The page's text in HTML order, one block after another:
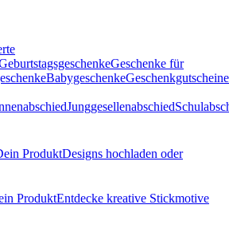
Geschenke für
BabygeschenkeGeschenkgutscheine
Junggesellenabschied
ProduktDesigns hochladen oder
ProduktEntdecke kreative Stickmotive